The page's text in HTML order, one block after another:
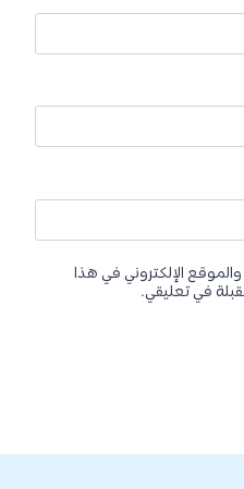
الإلكتروني في هذا
في تعليقي.